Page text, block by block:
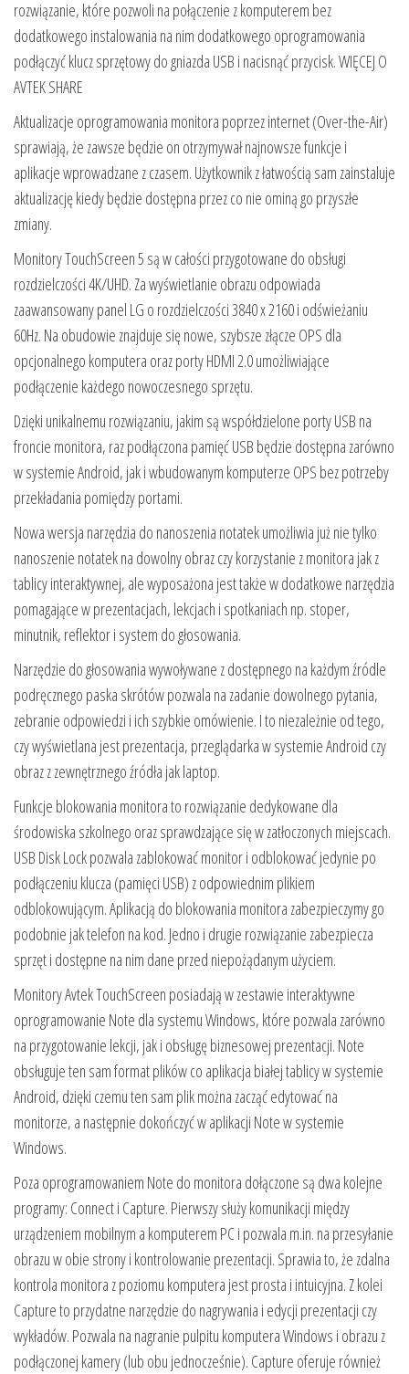
rozwiązanie, które pozwoli na połączenie z komputerem bez
dodatkowego instalowania na nim dodatkowego oprogramowania
podłączyć klucz sprzętowy do gniazda USB i nacisnąć przycisk. WIĘCEJ O
AVTEK SHARE
Aktualizacje oprogramowania monitora poprzez internet (Over-the-Air)
sprawiają, że zawsze będzie on otrzymywał najnowsze funkcje i
aplikacje wprowadzane z czasem. Użytkownik z łatwością sam zainstaluje
aktualizację kiedy będzie dostępna przez co nie ominą go przyszłe
zmiany.
Monitory TouchScreen 5 są w całości przygotowane do obsługi
rozdzielczości 4K/UHD. Za wyświetlanie obrazu odpowiada
zaawansowany panel LG o rozdzielczości 3840 x 2160 i odświeżaniu
60Hz. Na obudowie znajduje się nowe, szybsze złącze OPS dla
opcjonalnego komputera oraz porty HDMI 2.0 umożliwiające
podłączenie każdego nowoczesnego sprzętu.
Dzięki unikalnemu rozwiązaniu, jakim są współdzielone porty USB na
froncie monitora, raz podłączona pamięć USB będzie dostępna zarówno
w systemie Android, jak i wbudowanym komputerze OPS bez potrzeby
przekładania pomiędzy portami.
Nowa wersja narzędzia do nanoszenia notatek umożliwia już nie tylko
nanoszenie notatek na dowolny obraz czy korzystanie z monitora jak z
tablicy interaktywnej, ale wyposażona jest także w dodatkowe narzędzia
pomagające w prezentacjach, lekcjach i spotkaniach np. stoper,
minutnik, reflektor i system do głosowania.
Narzędzie do głosowania wywoływane z dostępnego na każdym źródle
podręcznego paska skrótów pozwala na zadanie dowolnego pytania,
zebranie odpowiedzi i ich szybkie omówienie. I to niezależnie od tego,
czy wyświetlana jest prezentacja, przeglądarka w systemie Android czy
obraz z zewnętrznego źródła jak laptop.
Funkcje blokowania monitora to rozwiązanie dedykowane dla
środowiska szkolnego oraz sprawdzające się w zatłoczonych miejscach.
USB Disk Lock pozwala zablokować monitor i odblokować jedynie po
podłączeniu klucza (pamięci USB) z odpowiednim plikiem
odblokowującym. Aplikacją do blokowania monitora zabezpieczymy go
podobnie jak telefon na kod. Jedno i drugie rozwiązanie zabezpiecza
sprzęt i dostępne na nim dane przed niepożądanym użyciem.
Monitory Avtek TouchScreen posiadają w zestawie interaktywne
oprogramowanie Note dla systemu Windows, które pozwala zarówno
na przygotowanie lekcji, jak i obsługę biznesowej prezentacji. Note
obsługuje ten sam format plików co aplikacja białej tablicy w systemie
Android, dzięki czemu ten sam plik można zacząć edytować na
monitorze, a następnie dokończyć w aplikacji Note w systemie
Windows.
Poza oprogramowaniem Note do monitora dołączone są dwa kolejne
programy: Connect i Capture. Pierwszy służy komunikacji między
urządzeniem mobilnym a komputerem PC i pozwala m.in. na przesyłanie
obrazu w obie strony i kontrolowanie prezentacji. Sprawia to, że zdalna
kontrola monitora z poziomu komputera jest prosta i intuicyjna. Z kolei
Capture to przydatne narzędzie do nagrywania i edycji prezentacji czy
wykładów. Pozwala na nagranie pulpitu komputera Windows i obrazu z
podłączonej kamery (lub obu jednocześnie). Capture oferuje również